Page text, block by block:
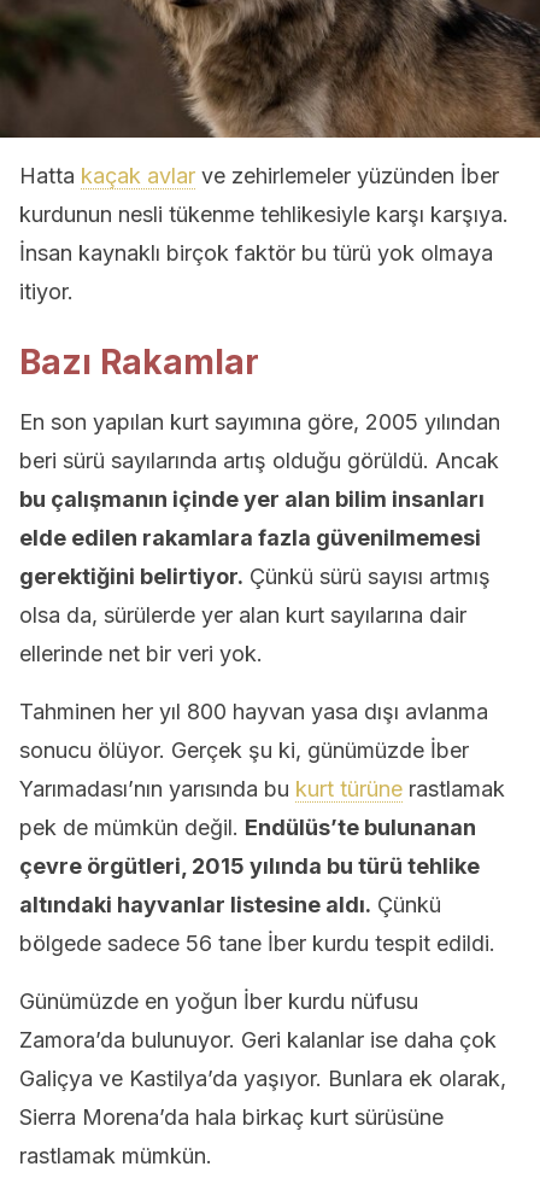
Hatta kaçak avlar ve zehirlemeler yüzünden İber
kurdunun nesli tükenme tehlikesiyle karşı karşıya.
İnsan kaynaklı birçok faktör bu türü yok olmaya
itiyor.
Bazı Rakamlar
En son yapılan kurt sayımına göre, 2005 yılından
beri sürü sayılarında artış olduğu görüldü. Ancak
bu çalışmanın içinde yer alan bilim insanları
elde edilen rakamlara fazla güvenilmemesi
gerektiğini belirtiyor. Çünkü sürü sayısı artmış
olsa da, sürülerde yer alan kurt sayılarına dair
ellerinde net bir veri yok.
Tahminen her yıl 800 hayvan yasa dışı avlanma
sonucu ölüyor. Gerçek şu ki, günümüzde İber
Yarımadası’nın yarısında bu kurt türüne rastlamak
pek de mümkün değil. Endülüs’te bulunanan
çevre örgütleri, 2015 yılında bu türü tehlike
altındaki hayvanlar listesine aldı. Çünkü
bölgede sadece 56 tane İber kurdu tespit edildi.
Günümüzde en yoğun İber kurdu nüfusu
Zamora’da bulunuyor. Geri kalanlar ise daha çok
Galiçya ve Kastilya’da yaşıyor. Bunlara ek olarak,
Sierra Morena’da hala birkaç kurt sürüsüne
rastlamak mümkün.